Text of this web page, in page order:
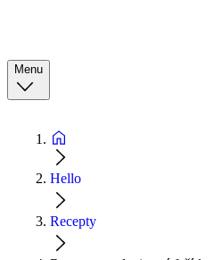
Menu
Hello
Recepty